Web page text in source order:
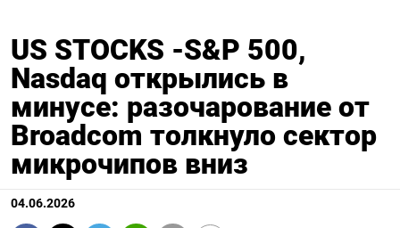
US STOCKS -S&P 500,
Nasdaq открылись в
минусе: разочарование от
Broadcom толкнуло сектор
микрочипов вниз
04.06.2026